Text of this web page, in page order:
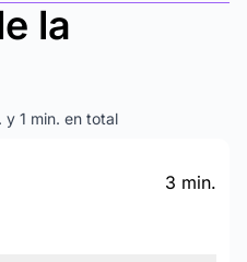
la
y 1 min. en total
3 min.